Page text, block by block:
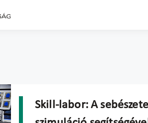
Skill-labor: A